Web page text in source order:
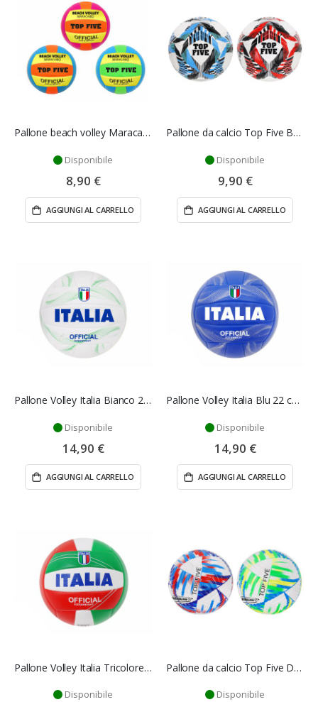
Pallone beach volley Maracaibo - Mazzeo Giocattoli
Disponibile
8,90 €
AGGIUNGI AL CARRELLO
Pallone da calcio Top Five Bomber 23 cm - Mazzeo Giocattoli
Disponibile
9,90 €
AGGIUNGI AL CARRELLO
Pallone Volley Italia Bianco 22 cm - Mazzeo Giocattoli
Disponibile
14,90 €
AGGIUNGI AL CARRELLO
Pallone Volley Italia Blu 22 cm - Mazzeo Giocattoli
Disponibile
14,90 €
AGGIUNGI AL CARRELLO
Pallone Volley Italia Tricolore 22 cm - Mazzeo Giocattoli
Disponibile
Pallone da calcio Top Five Dribbling 23 cm - Mazzeo Giocattoli
Disponibile